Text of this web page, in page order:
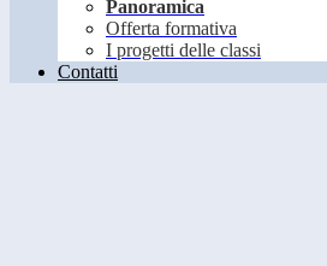
Panoramica
Offerta formativa
I progetti delle classi
Contatti